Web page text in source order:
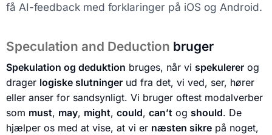
få AI-feedback med forklaringer på iOS og Android.
Speculation and Deduction bruger
Spekulation og deduktion bruges, når vi spekulerer og
drager logiske slutninger ud fra det, vi ved, ser, hører
eller anser for sandsynligt. Vi bruger oftest modalverber
som must, may, might, could, can’t og should. De
hjælper os med at vise, at vi er næsten sikre på noget,